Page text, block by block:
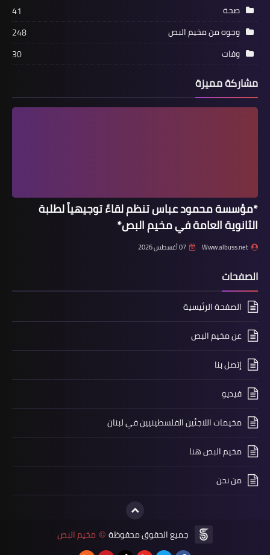
أسرانا البواسل أسطورة صمود
بلادها الداعمة للقضية الفلسطينية
مقالات
في حضرة موت المناضلين في ليل حزين
حالك بقلم: علي الصالحاني
*البيان الختامي الصادر عن الندوة
صحة
41
وجوه من مخيم البص
248
وفات
30
مشاركة مميزة
*مؤسسة محمود عباس تنظم لقاءً توجيهياً لطلبة
الثانوية العامة في مخيم البص*
Www.albuss.net 07 أغسطس 2026
الصفحات
الصفحة الرئيسية
عن مخيم البص
إتصل بنا
فيديو
مخيمات اللاجئين الفلسطينيين في لبنان
مخيم البص هنا
من نحن
جميع الحقوق محفوظة © مخيم البص